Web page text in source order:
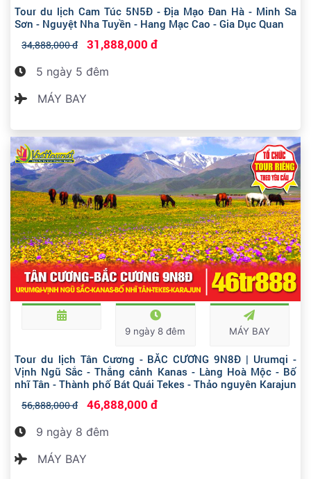
Tour du lịch Cam Túc 5N5Đ - Địa Mạo Đan Hà - Minh Sa
Sơn - Nguyệt Nha Tuyền - Hang Mạc Cao - Gia Dục Quan
34,888,000 đ 31,888,000 đ
5 ngày 5 đêm
MÁY BAY
9 ngày 8 đêm MÁY BAY
Tour du lịch Tân Cương - BẮC CƯƠNG 9N8Đ | Urumqi -
Vịnh Ngũ Sắc - Thắng cảnh Kanas - Làng Hoà Mộc - Bố
nhĩ Tân - Thành phố Bát Quái Tekes - Thảo nguyên Karajun
56,888,000 đ 46,888,000 đ
9 ngày 8 đêm
MÁY BAY